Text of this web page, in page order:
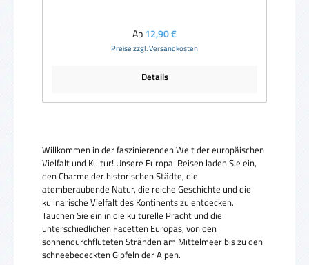
Regulärer Preis:
Ab12,90 €
Preise zzgl. Versandkosten
Details
Willkommen in der faszinierenden Welt der europäischen
Vielfalt und Kultur! Unsere Europa-Reisen laden Sie ein,
den Charme der historischen Städte, die
atemberaubende Natur, die reiche Geschichte und die
kulinarische Vielfalt des Kontinents zu entdecken.
Tauchen Sie ein in die kulturelle Pracht und die
unterschiedlichen Facetten Europas, von den
sonnendurchfluteten Stränden am Mittelmeer bis zu den
schneebedeckten Gipfeln der Alpen.